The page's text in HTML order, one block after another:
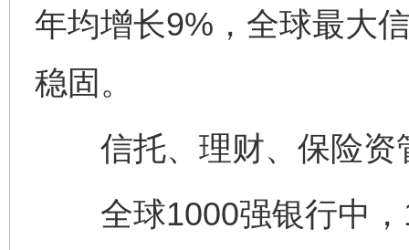
年均增长9%，全球最大
稳固。
信托、理财、保险资
全球1000强银行中，